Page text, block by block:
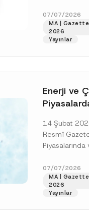
(“VERBİS”)
[Devamını
07/07/2026
MA | Gazette
2026
Yayınlar
Enerji ve
İlişkin
Tarihi
14 Şubat
Resmî
Davranışlara
07/07/2026
MA | Gazette
2026
Yayınlar
izin veriyorum.